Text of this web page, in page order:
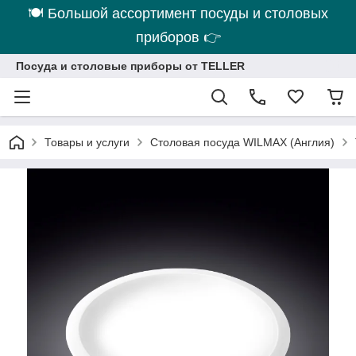
🍽 Большой ассортимент посуды и столовых
приборов 👉
Посуда и столовые приборы от TELLER
Товары и услуги Столовая посуда WILMAX (Англия)